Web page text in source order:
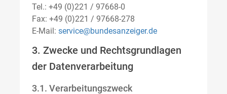
Tel.: +49 (0)221 / 97668-0
Fax: +49 (0)221 / 97668-278
E-Mail: service@bundesanzeiger.de
3. Zwecke und Rechtsgrundlagen
der Datenverarbeitung
3.1. Verarbeitungszweck